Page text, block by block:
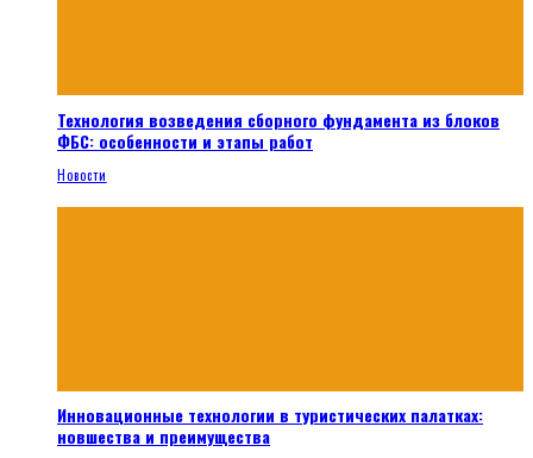
Технология возведения сборного фундамента из блоков
ФБС: особенности и этапы работ
Новости
Инновационные технологии в туристических палатках:
новшества и преимущества